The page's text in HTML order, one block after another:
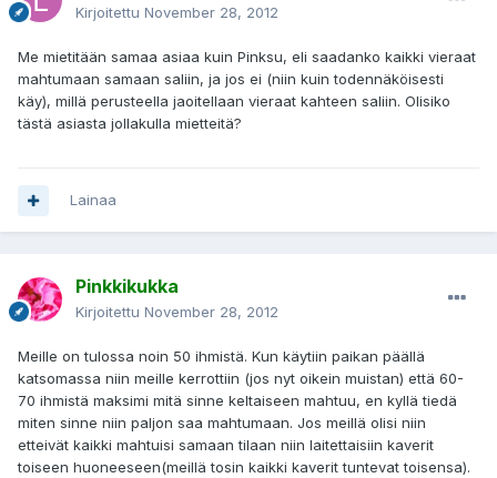
Kirjoitettu November 28, 2012
Me mietitään samaa asiaa kuin Pinksu, eli saadanko kaikki vieraat
mahtumaan samaan saliin, ja jos ei (niin kuin todennäköisesti
käy), millä perusteella jaoitellaan vieraat kahteen saliin. Olisiko
tästä asiasta jollakulla mietteitä?
Lainaa
Pinkkikukka
Kirjoitettu November 28, 2012
Meille on tulossa noin 50 ihmistä. Kun käytiin paikan päällä
katsomassa niin meille kerrottiin (jos nyt oikein muistan) että 60-
70 ihmistä maksimi mitä sinne keltaiseen mahtuu, en kyllä tiedä
miten sinne niin paljon saa mahtumaan. Jos meillä olisi niin
etteivät kaikki mahtuisi samaan tilaan niin laitettaisiin kaverit
toiseen huoneeseen(meillä tosin kaikki kaverit tuntevat toisensa).